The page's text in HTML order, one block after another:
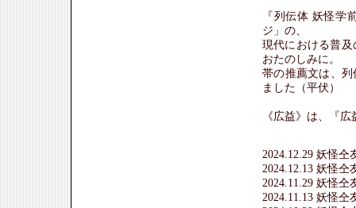
『列伝体 妖怪学
ジ」の、
現代における普
おたのしみに。
帯の推薦文は、
ました（平伏）
《広益》は、『
2024.12.29 妖怪
2024.12.13 妖怪
2024.11.29 妖怪
2024.11.13 妖怪